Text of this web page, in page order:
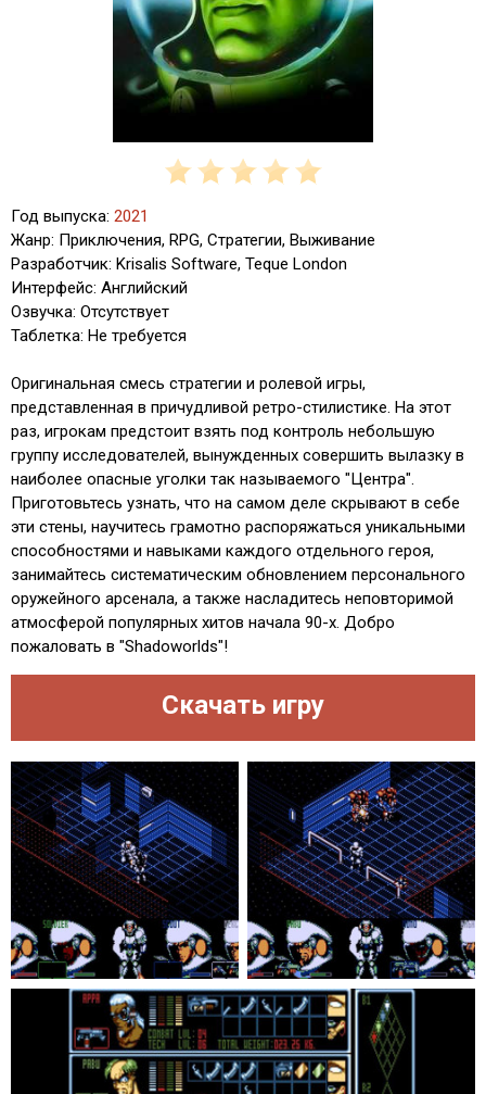
Год выпуска: 2021
Жанр: Приключения, RPG, Стратегии, Выживание
Разработчик: Krisalis Software, Teque London
Интерфейс: Английский
Озвучка: Отсутствует
Таблетка: Не требуется
Оригинальная смесь стратегии и ролевой игры,
представленная в причудливой ретро-стилистике. На этот
раз, игрокам предстоит взять под контроль небольшую
группу исследователей, вынужденных совершить вылазку в
наиболее опасные уголки так называемого "Центра".
Приготовьтесь узнать, что на самом деле скрывают в себе
эти стены, научитесь грамотно распоряжаться уникальными
способностями и навыками каждого отдельного героя,
занимайтесь систематическим обновлением персонального
оружейного арсенала, а также насладитесь неповторимой
атмосферой популярных хитов начала 90-х. Добро
пожаловать в "Shadoworlds"!
Скачать игру